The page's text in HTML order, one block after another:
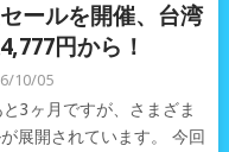
ールを開催、台湾
円から！
10/05
3ヶ月ですが、さまざま
展開されています。 今回